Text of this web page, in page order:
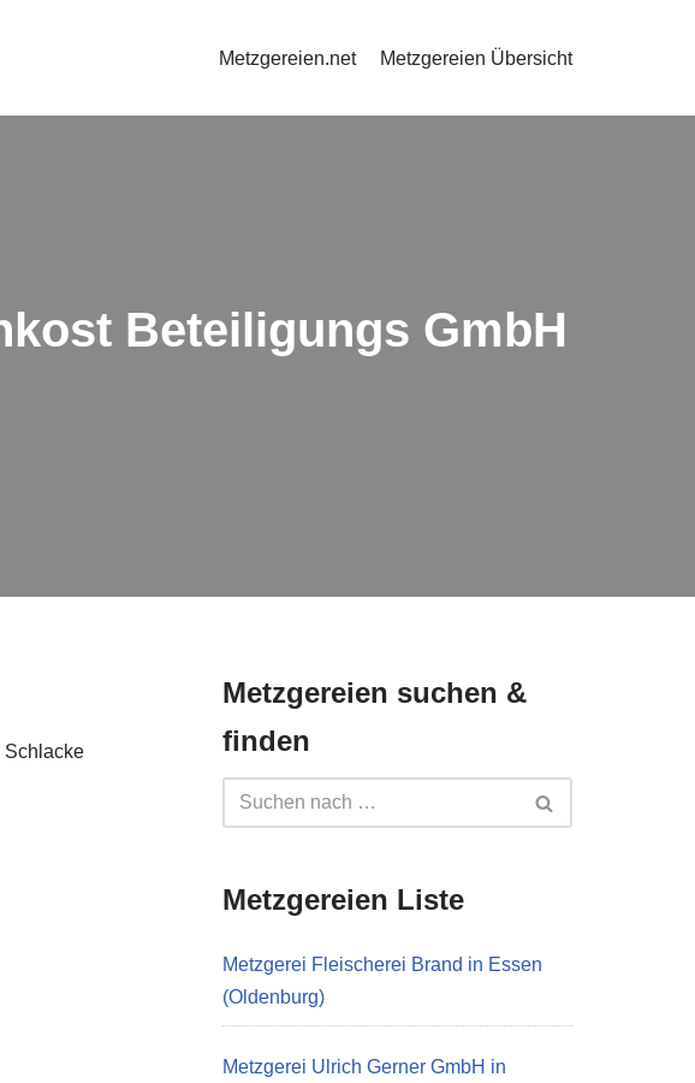
Metzgereien.net Metzgereien Übersicht
Beteiligungs GmbH
Schlacke
Metzgereien suchen &
finden
Metzgereien Liste
Metzgerei Fleischerei Brand in Essen
(Oldenburg)
Metzgerei Ulrich Gerner GmbH in